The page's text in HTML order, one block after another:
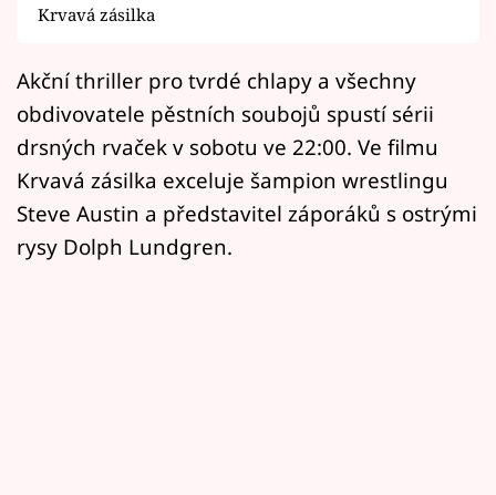
Přihlášení
Sledujte nás
Krvavá zásilka
Akční thriller pro tvrdé chlapy a všechny
obdivovatele pěstních soubojů spustí sérii
drsných rvaček v sobotu ve 22:00. Ve filmu
Krvavá zásilka exceluje šampion wrestlingu
Steve Austin a představitel záporáků s ostrými
rysy Dolph Lundgren.